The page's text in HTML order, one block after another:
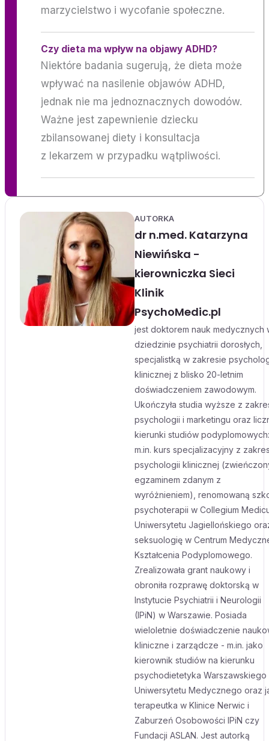
marzycielstwo i wycofanie społeczne.
Czy dieta ma wpływ na objawy ADHD?
Niektóre badania sugerują, że dieta może
wpływać na nasilenie objawów ADHD,
jednak nie ma jednoznacznych dowodów.
Ważne jest zapewnienie dziecku
zbilansowanej diety i konsultacja
z lekarzem w przypadku wątpliwości.
AUTORKA
dr n.med. Katarzyna
Niewińska -
kierowniczka Sieci
Klinik
PsychoMedic.pl
jest doktorem nauk medycznych
dziedzinie psychiatrii dorosłych,
specjalistką w zakresie
klinicznej z blisko 20-letnim
doświadczeniem zawodowym.
Ukończyła studia wyższe z
psychologii i marketingu oraz
kierunki studiów podyplomowych:
m.in. kurs specjalizacyjny z
psychologii klinicznej
egzaminem zdanym z
wyróżnieniem), renomowaną
psychoterapii w Collegium
Uniwersytetu Jagiellońskiego
seksuologię w Centrum
Kształcenia Podyplomowego.
Zrealizowała grant naukowy i
obroniła rozprawę doktorską w
Instytucie Psychiatrii i Neurologii
(IPiN) w Warszawie. Posiada
wieloletnie doświadczenie
kliniczne i zarządcze - m.in. jako
kierownik studiów na kierunku
psychodietetyka Warszawskiego
Uniwersytetu Medycznego oraz
terapeutka w Klinice Nerwic i
Zaburzeń Osobowości IPiN czy
Fundacji ASLAN. Jest autorką